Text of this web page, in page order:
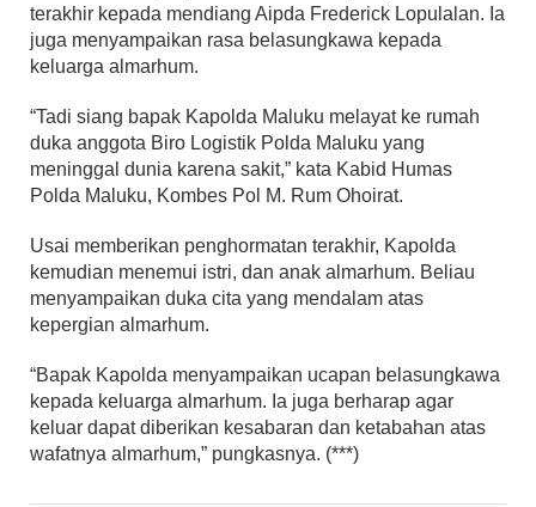
terakhir kepada mendiang Aipda Frederick Lopulalan. Ia
juga menyampaikan rasa belasungkawa kepada
keluarga almarhum.
“Tadi siang bapak Kapolda Maluku melayat ke rumah
duka anggota Biro Logistik Polda Maluku yang
meninggal dunia karena sakit,” kata Kabid Humas
Polda Maluku, Kombes Pol M. Rum Ohoirat.
Usai memberikan penghormatan terakhir, Kapolda
kemudian menemui istri, dan anak almarhum. Beliau
menyampaikan duka cita yang mendalam atas
kepergian almarhum.
“Bapak Kapolda menyampaikan ucapan belasungkawa
kepada keluarga almarhum. Ia juga berharap agar
keluar dapat diberikan kesabaran dan ketabahan atas
wafatnya almarhum,” pungkasnya. (***)